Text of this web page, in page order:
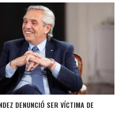
DENUNCIÓ SER VÍCTIMA DE